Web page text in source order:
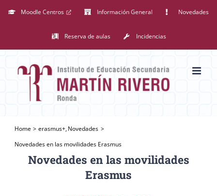
Saltar
Moodle Centros Información General Novedades
Reserva de aulas Incidencias
Home erasmus+ Novedades
Novedades en las movilidades Erasmus
Novedades en las movilidades
Erasmus